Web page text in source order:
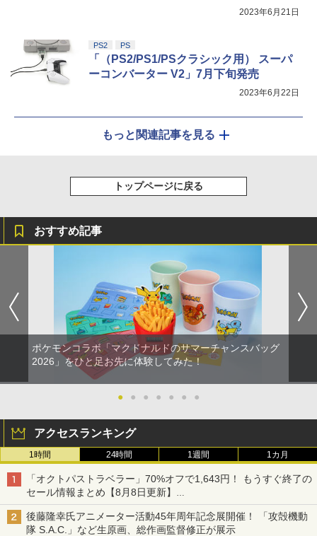
2023年6月21日
PS2 PS
「（PS2/PS1/PSクラシック用） スーパ
ーコンバーター V2」7月下旬発売
2023年6月22日
もっと関連記事を見る
トップページに戻る
おすすめ記事
ポケモンコラボ「マクドナルドのサマーチャンスバッグ
2026」をひと足お先に体験してみた！
● ● ● ● ● ● ●
アクセスランキング
1時間 24時間 1週間 1カ月
「オクトパストラベラー」70%オフで1,643円！ もうすぐ終了の
セール情報まとめ【8月8日更新】
ニンテンドーeショップでは「大神 絶景版」が67%オフで990円
後藤隆幸氏アニメーター活動45年周年記念展開催！ 「攻殻機動
隊 S.A.C.」など生原画、総作画監督修正が展示